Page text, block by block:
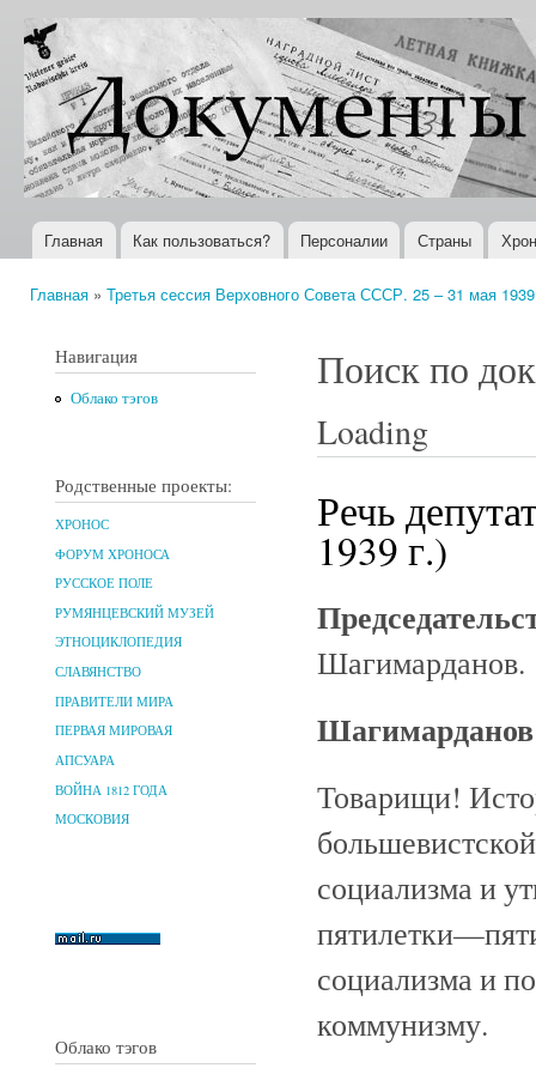
Документы
XX века
Всемирная
история в
Интернете
Главное меню
Главная Как пользоваться? Персоналии Страны
Главная » Третья сессия Верховного Совета СССР. 25 – 31 мая
Навигация
Облако тэгов
Родственные проекты:
ХРОНОС
ФОРУМ ХРОНОСА
РУССКОЕ ПОЛЕ
РУМЯНЦЕВСКИЙ МУЗЕЙ
ЭТНОЦИКЛОПЕДИЯ
СЛАВЯНСТВО
ПРАВИТЕЛИ МИРА
ПЕРВАЯ МИРОВАЯ
АПСУАРА
ВОЙНА 1812 ГОДА
МОСКОВИЯ
Облако тэгов
Поиск по
Loading
Речь
1939 г.)
Шагимарданов.
Товарищи!
социализма и
социализма и
коммунизму.